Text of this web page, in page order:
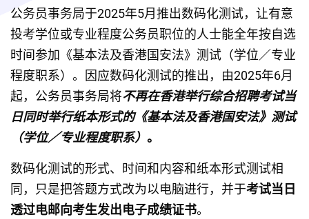
公务员事务局于2025年5月推出数码化测试，让有意
投考学位或专业程度公务员职位的人士能全年按自选
时间参加《基本法及香港国安法》测试（学位／专业
程度职系）。因应数码化测试的推出，由2025年6月
起，公务员事务局将不再在香港举行综合招聘考试当
日同时举行纸本形式的《基本法及香港国安法》测试
（学位／专业程度职系） 。
数码化测试的形式、时间和内容和纸本形式测试相
同，只是把答题方式改为以电脑进行，并于考试当日
透过电邮向考生发出电子成绩证书。